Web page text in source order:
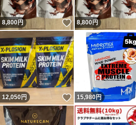
8,800円 いいね！
8,800円
12,050円 いいね！
15,980円